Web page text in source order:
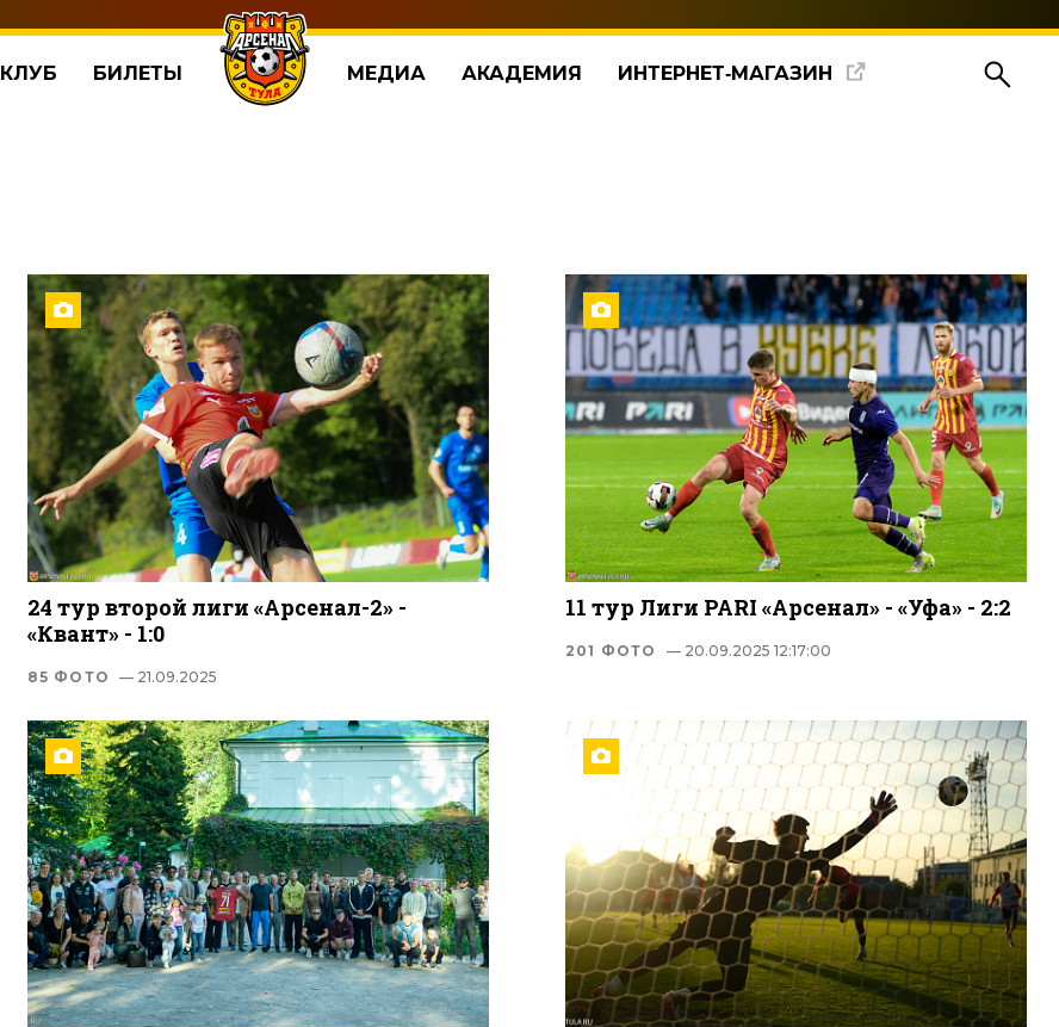
КЛУБ БИЛЕТЫ МЕДИА АКАДЕМИЯ ИНТЕРНЕТ‑МАГАЗИН
24 тур второй лиги «Арсенал-2» -
«Квант» - 1:0
85 ФОТО — 21.09.2025
11 тур Лиги PARI «Арсенал» - «Уфа» - 2:2
201 ФОТО — 20.09.2025 12:17:00